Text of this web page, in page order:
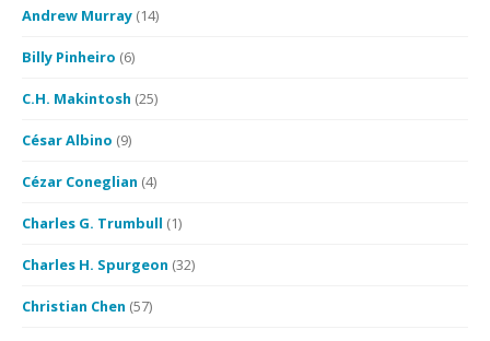
Andrew Murray (14)
Billy Pinheiro (6)
C.H. Makintosh (25)
César Albino (9)
Cézar Coneglian (4)
Charles G. Trumbull (1)
Charles H. Spurgeon (32)
Christian Chen (57)